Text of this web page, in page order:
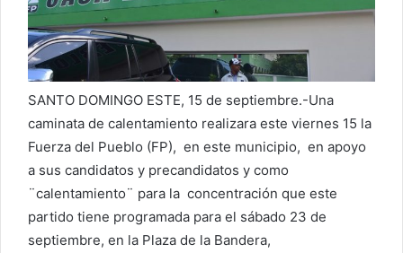
r
r
o
e
l
e
r
ó
n
SANTO DOMINGO ESTE, 15 de septiembre.-Una
caminata de calentamiento realizara este viernes 15 la
Fuerza del Pueblo (FP), en este municipio, en apoyo
a sus candidatos y precandidatos y como
¨calentamiento¨ para la concentración que este
partido tiene programada para el sábado 23 de
septiembre, en la Plaza de la Bandera,